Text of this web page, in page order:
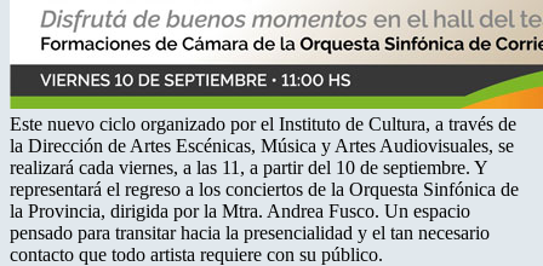
Este nuevo ciclo organizado por el Instituto de Cultura, a través de
la Dirección de Artes Escénicas, Música y Artes Audiovisuales, se
realizará cada viernes, a las 11, a partir del 10 de septiembre. Y
representará el regreso a los conciertos de la Orquesta Sinfónica de
la Provincia, dirigida por la Mtra. Andrea Fusco. Un espacio
pensado para transitar hacia la presencialidad y el tan necesario
contacto que todo artista requiere con su público.